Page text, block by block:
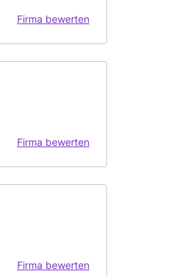
Firma bewerten
Firma bewerten
Firma bewerten